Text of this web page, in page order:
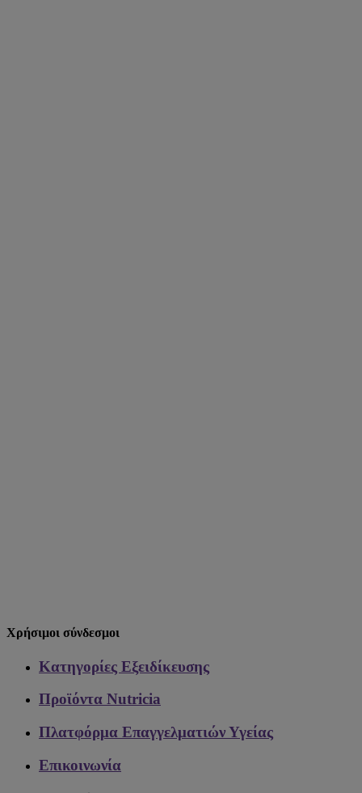
Χρήσιμοι σύνδεσμοι
Κατηγορίες Εξειδίκευσης
Προϊόντα Nutricia
Πλατφόρμα Επαγγελματιών Υγείας
Επικοινωνία